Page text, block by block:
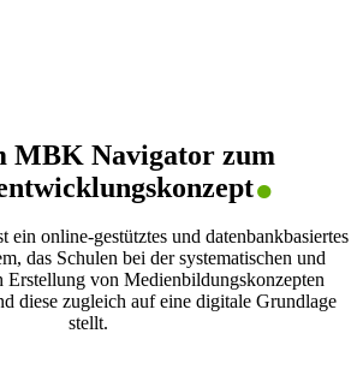
MBK Navigator zum
.
online-gestütztes und datenbankbasiertes
das Schulen bei der systematischen und
Erstellung von Medienbildungskonzepten
diese zugleich auf eine digitale Grundlage
stellt.